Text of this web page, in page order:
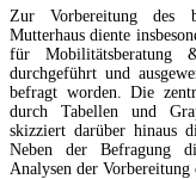
Zur Vorbereitung des
Mutterhaus diente
für Mobilitätsberatung
durchgeführt und
befragt worden. Die
durch Tabellen und
skizziert darüber hinaus
Neben der Befragung
Analysen der Vorbereitung